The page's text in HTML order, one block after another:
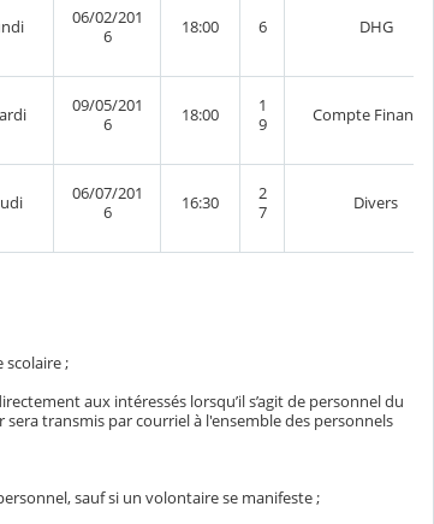
06/02/201
6
18:00 6 DHG
09/05/201
6
18:00
1
9
Compte
06/07/201
6
16:30
2
7
Divers
scolaire ;
aux intéressés lorsqu’il s’agit de personnel du
transmis par courriel à l'ensemble des personnels
sauf si un volontaire se manifeste ;